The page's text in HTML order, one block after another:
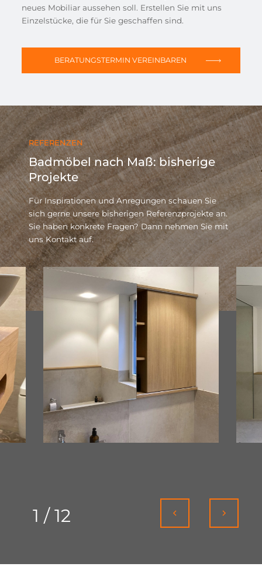
neues Mobiliar aussehen soll. Erstellen Sie mit uns
Einzelstücke, die für Sie geschaffen sind.
BERATUNGSTERMIN VEREINBAREN
REFERENZEN
Badmöbel nach Maß: bisherige
Projekte
Für Inspirationen und Anregungen schauen Sie
sich gerne unsere bisherigen Referenzprojekte an.
Sie haben konkrete Fragen? Dann nehmen Sie mit
uns Kontakt auf.
1 /12